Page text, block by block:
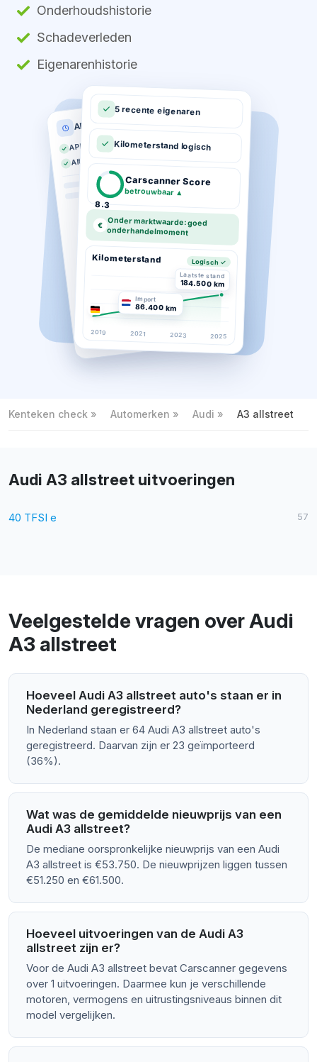
Onderhoudshistorie
Schadeverleden
Eigenarenhistorie
APK historie
APK geldig tot 03-2026
Altijd op tijd gekeurd
5 recente eigenaren
Kilometerstand logisch
8.3
Carscanner Score
betrouwbaar ▲
€ Onder marktwaarde: goed
onderhandelmoment
Kilometerstand Logisch ✓
Laatste stand
184.500 km
Import
86.400 km
2019 2021 2023 2025
Kenteken check Automerken Audi A3 allstreet
Audi A3 allstreet uitvoeringen
40 TFSI e 57
Veelgestelde vragen over Audi
A3 allstreet
Hoeveel Audi A3 allstreet auto's staan er in
Nederland geregistreerd?
In Nederland staan er 64 Audi A3 allstreet auto's
geregistreerd. Daarvan zijn er 23 geïmporteerd
(36%).
Wat was de gemiddelde nieuwprijs van een
Audi A3 allstreet?
De mediane oorspronkelijke nieuwprijs van een Audi
A3 allstreet is €53.750. De nieuwprijzen liggen tussen
€51.250 en €61.500.
Hoeveel uitvoeringen van de Audi A3
allstreet zijn er?
Voor de Audi A3 allstreet bevat Carscanner gegevens
over 1 uitvoeringen. Daarmee kun je verschillende
motoren, vermogens en uitrustingsniveaus binnen dit
model vergelijken.